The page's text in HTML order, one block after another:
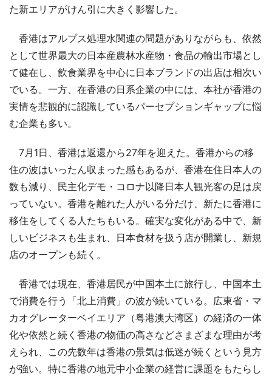
た新エリアがけん引に大きく影響した。
香港はアルプス処理水関連の問題がありながらも、依然
として世界最大の日本産農林水産物・食品の輸出市場とし
て健在し、飲食業界を中心に日本ブランドの出店は相次い
でいる。一方、在香港の日系企業の中には、本社が香港の
実情を悲観的に認識しているパーセプションギャップに悩
む企業も多い。
7月1日、香港は返還から27年を迎えた。香港からの移
住の波はいったん収まった感もあるが、香港在住日本人の
数も減り、民主化デモ・コロナ以降日本人観光客の足は戻
っていない。香港を離れた人がいる分だけ、新たに香港に
移住をしてくる人たちもいる。確実な変化がある中で、新
しいビジネスも生まれ、日本食材を扱う店が開業し、新規
店のオープンも続く。
香港では現在、香港居民が中国本土に旅行し、中国本土
で消費を行う「北上消費」の波が続いている。広東省・マ
カオグレーターベイエリア（粤港澳大湾区）の経済の一体
化や依然と続く香港の物価の高さなどさまざまな理由が考
えられ、この先数年は香港の景気は低迷が続くという見方
が強い。特に香港の地元中小企業の経営に課題をもたらし